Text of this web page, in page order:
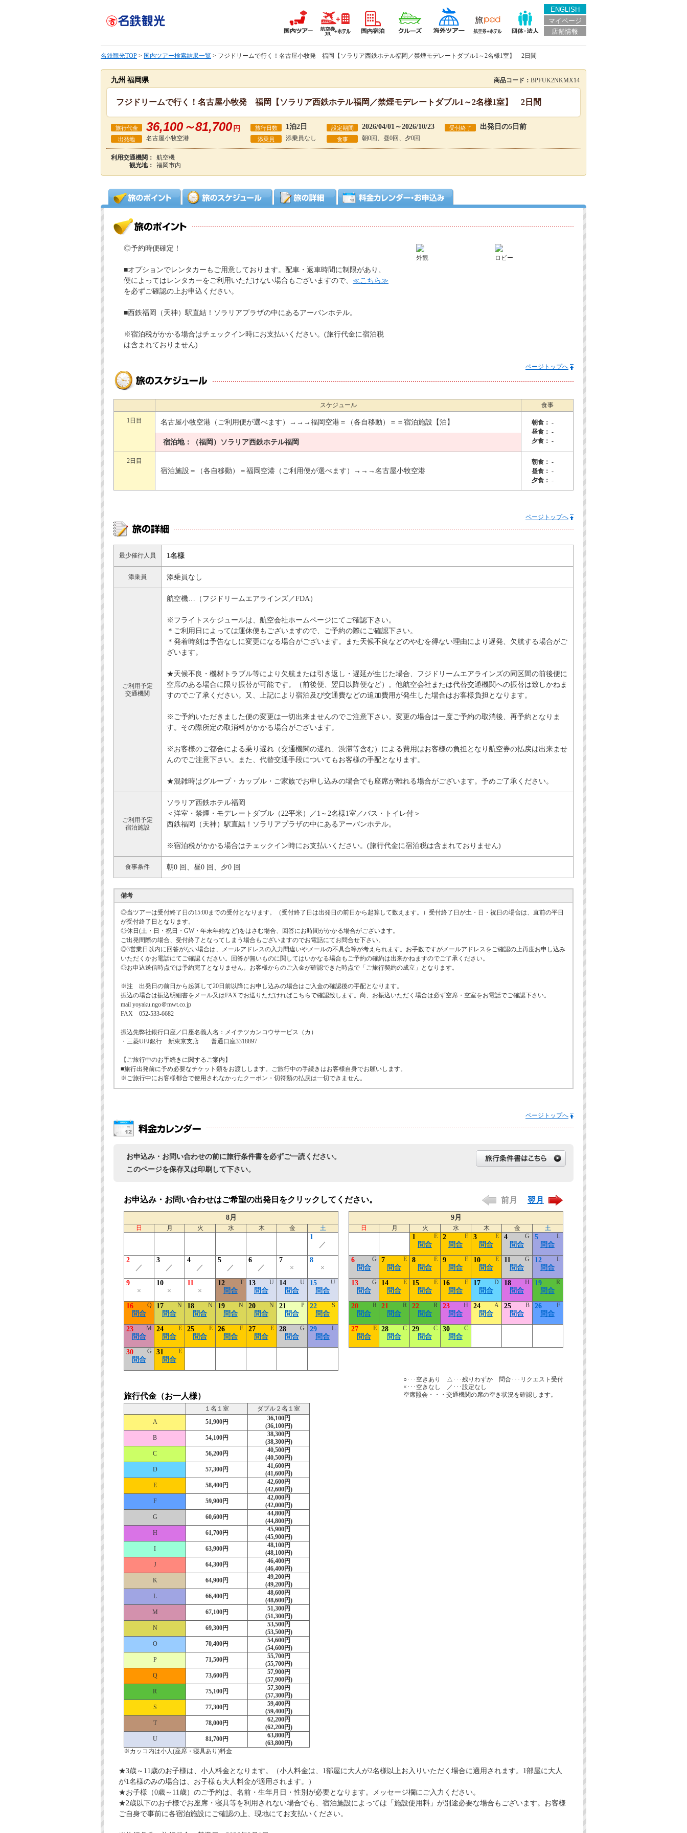
ENGLISH
マイページ
店舗情報
名鉄観光TOP > 国内ツアー検索結果一覧 > フジドリームで行く！名古屋小牧発 福岡【ソラリア西鉄ホテル福岡／禁煙モデレートダブル1～2名様1室】 2日間
九州 福岡県 商品コード： BPFUK2NKMX14
フジドリームで行く！名古屋小牧発 福岡【ソラリア西鉄ホテル福岡／禁煙モデレートダブル1～2名様1室】 2日間
旅行代金 36,100～81,700 円 旅行日数 1泊2日 設定期間 2026/04/01～2026/10/23 受付終了 出発日の5日前
出発地 名古屋小牧空港 添乗員 添乗員なし 食事 朝0回、昼0回、夕0回
利用交通機関：
航空機
観光地：
福岡市内
◎予約時便確定！
■オプションでレンタカーもご用意しております。配車・返車時間に制限があり、
便によってはレンタカーをご利用いただけない場合もございますので、 ≪こちら≫
を必ずご確認の上お申込ください。
■西鉄福岡（天神）駅直結！ソラリアプラザの中にあるアーバンホテル。
※宿泊税がかかる場合はチェックイン時にお支払いください。(旅行代金に宿泊税
は含まれておりません)
外観 ロビー
ページトップへ
スケジュール 食事
1日目 名古屋小牧空港（ご利用便が選べます）→→→福岡空港＝（各自移動）＝＝宿泊施設【泊】
宿泊地：（福岡）ソラリア西鉄ホテル福岡
朝食： -
昼食： -
夕食： -
2日目
宿泊施設＝（各自移動）＝福岡空港（ご利用便が選べます）→→→名古屋小牧空港
朝食： -
昼食： -
夕食： -
ページトップへ
最少催行人員 1名様
添乗員 添乗員なし
ご利用予定
交通機関
航空機…（フジドリームエアラインズ／FDA）
※フライトスケジュールは、航空会社ホームページにてご確認下さい。
＊ご利用日によっては運休便もございますので、ご予約の際にご確認下さい。
＊発着時刻は予告なしに変更になる場合がございます。また天候不良などのやむを得ない理由により遅発、欠航する場合がご
ざいます。
★天候不良・機材トラブル等により欠航または引き返し・遅延が生じた場合、フジドリームエアラインズの同区間の前後便に
空席のある場合に限り振替が可能です。（前後便、翌日以降便など）。他航空会社または代替交通機関への振替は致しかねま
すのでご了承ください。又、上記により宿泊及び交通費などの追加費用が発生した場合はお客様負担となります。
※ご予約いただきました便の変更は一切出来ませんのでご注意下さい。変更の場合は一度ご予約の取消後、再予約となりま
す。その際所定の取消料がかかる場合がございます。
※お客様のご都合による乗り遅れ（交通機関の遅れ、渋滞等含む）による費用はお客様の負担となり航空券の払戻は出来ませ
んのでご注意下さい。また、代替交通手段についてもお客様の手配となります。
★混雑時はグループ・カップル・ご家族でお申し込みの場合でも座席が離れる場合がございます。予めご了承ください。
ご利用予定
宿泊施設
ソラリア西鉄ホテル福岡
＜洋室・禁煙・モデレートダブル（22平米）／1～2名様1室／バス・トイレ付＞
西鉄福岡（天神）駅直結！ソラリアプラザの中にあるアーバンホテル。
※宿泊税がかかる場合はチェックイン時にお支払いください。(旅行代金に宿泊税は含まれておりません)
食事条件 朝0 回、昼0 回、夕0 回
備考
◎当ツアーは受付終了日の15:00までの受付となります。（受付終了日は出発日の前日から起算して数えます。）受付終了日が土・日・祝日の場合は、直前の平日
が受付終了日となります。
◎休日(土・日・祝日・GW・年末年始など)をはさむ場合、回答にお時間がかかる場合がございます。
ご出発間際の場合、受付終了となってしまう場合もございますのでお電話にてお問合せ下さい。
◎3営業日以内に回答がない場合は、メールアドレスの入力間違いやメールの不具合等が考えられます。お手数ですがメールアドレスをご確認の上再度お申し込み
いただくかお電話にてご確認ください。回答が無いものに関してはいかなる場合もご予約の確約は出来かねますのでご了承ください。
◎お申込送信時点では予約完了となりません。お客様からのご入金が確認できた時点で「ご旅行契約の成立」となります。
※注 出発日の前日から起算して20日前以降にお申し込みの場合はご入金の確認後の手配となります。
振込の場合は振込明細書をメール又はFAXでお送りただければこちらで確認致します。尚、お振込いただく場合は必ず空席・空室をお電話でご確認下さい。
mail yoyaku.ngo＠mwt.co.jp
FAX 052-533-6682
振込先弊社銀行口座／口座名義人名：メイテツカンコウサービス（カ）
・三菱UFJ銀行 新東京支店 普通口座3318897
【ご旅行中のお手続きに関するご案内】
■旅行出発前に予め必要なチケット類をお渡しします。ご旅行中の手続きはお客様自身でお願いします。
※ご旅行中にお客様都合で使用されなかったクーポン・切符類の払戻は一切できません。
ページトップへ
お申込み・お問い合わせの前に旅行条件書を必ずご一読ください。
このページを保存又は印刷して下さい。
お申込み・お問い合わせはご希望の出発日をクリックしてください。 前月 翌月
8月
日 月 火 水 木 金 土
1
／
2
／
3
／
4
／
5
／
6
／
7
×
8
×
9
×
10
×
11
×
12 T
問合
13 U
問合
14 U
問合
15 U
問合
16
Q
問合
17 N
問合
18 N
問合
19 N
問合
20 N
問合
21 P
問合
22 S
問合
23
M
問合
24 E
問合
25 E
問合
26 E
問合
27 E
問合
28 G
問合
29 L
問合
30
G
問合
31 E
問合
9月
日 月 火 水 木 金 土
1 E
問合
2 E
問合
3 E
問合
4 G
問合
5 L
問合
6
G
問合
7 E
問合
8 E
問合
9 E
問合
10 E
問合
11 G
問合
12 L
問合
13
G
問合
14 E
問合
15 E
問合
16 E
問合
17 D
問合
18 H
問合
19 R
問合
20
R
問合
21 R
問合
22 R
問合
23 H
問合
24 A
問合
25 B
問合
26 F
問合
27
E
問合
28 C
問合
29 C
問合
30 C
問合
○･･･空きあり △･･･残りわずか 問合･･･リクエスト受付
×･･･空きなし ／･･･設定なし
空席照会・・・交通機関の席の空き状況を確認します。
旅行代金（お一人様）
１名１室
ダブル２名１室
A
51,900円
36,100円
(36,100円)
B
54,100円
38,300円
(38,300円)
C
56,200円
40,500円
(40,500円)
D
57,300円
41,600円
(41,600円)
E
58,400円
42,600円
(42,600円)
F
59,900円
42,000円
(42,000円)
G
60,600円
44,800円
(44,800円)
H
61,700円
45,900円
(45,900円)
I
63,900円
48,100円
(48,100円)
J
64,300円
46,400円
(46,400円)
K
64,900円
49,200円
(49,200円)
L
66,400円
48,600円
(48,600円)
M
67,100円
51,300円
(51,300円)
N
69,300円
53,500円
(53,500円)
O
70,400円
54,600円
(54,600円)
P
71,500円
55,700円
(55,700円)
Q
73,600円
57,900円
(57,900円)
R
75,100円
57,300円
(57,300円)
S
77,300円
59,400円
(59,400円)
T
78,000円
62,200円
(62,200円)
U
81,700円
63,800円
(63,800円)
※カッコ内は小人(座席・寝具あり)料金
★3歳～11歳のお子様は、小人料金となります。（小人料金は、1部屋に大人が2名様以上お入りいただく場合に適用されます。1部屋に大人
が1名様のみの場合は、お子様も大人料金が適用されます。）
★お子様（0歳～11歳）のご予約は、名前・生年月日・性別が必要となります。メッセージ欄にご入力ください。
★2歳以下のお子様でお座席・寝具等を利用されない場合でも、宿泊施設によっては「施設使用料」が別途必要な場合もございます。お客様
ご自身で事前に各宿泊施設にご確認の上、現地にてお支払いください。